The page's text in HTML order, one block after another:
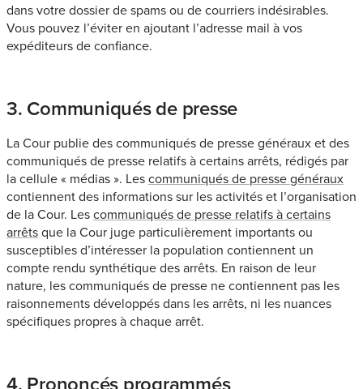
dans votre dossier de spams ou de courriers indésirables.
Vous pouvez l’éviter en ajoutant l’adresse mail à vos
expéditeurs de confiance.
3. Communiqués de presse
La Cour publie des communiqués de presse généraux et des
communiqués de presse relatifs à certains arrêts, rédigés par
la cellule « médias ». Lescommuniqués de presse généraux
contiennent des informations sur les activités et l’organisation
de la Cour. Lescommuniqués de presse relatifs à certains
arrêtsque la Cour juge particulièrement importants ou
susceptibles d’intéresser la population contiennent un
compte rendu synthétique des arrêts. En raison de leur
nature, les communiqués de presse ne contiennent pas les
raisonnements développés dans les arrêts, ni les nuances
spécifiques propres à chaque arrêt.